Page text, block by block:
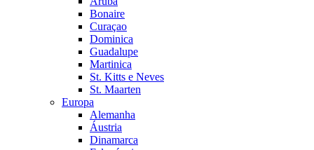
Bonaire
Curaçao
Dominica
Guadalupe
Martinica
St. Kitts e Neves
St. Maarten
Europa
Alemanha
Áustria
Dinamarca